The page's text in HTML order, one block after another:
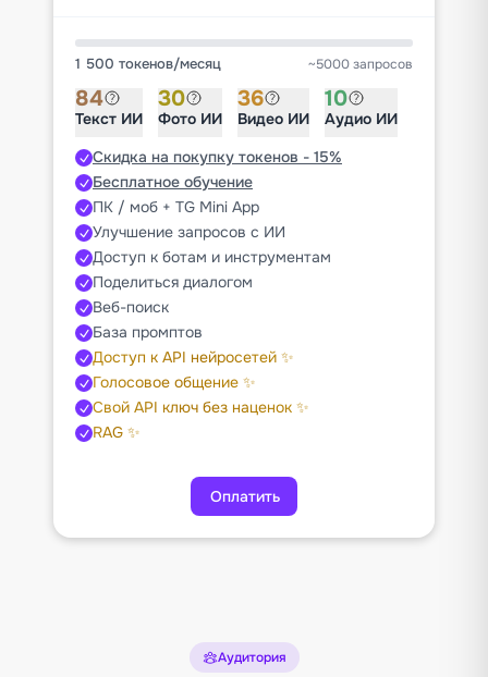
1 500 токенов/месяц ~5000 запросов
84
Текст ИИ
30
Фото ИИ
36
Видео ИИ
10
Аудио ИИ
Скидка на покупку токенов - 15%
Бесплатное обучение
ПК / моб + TG Mini App
Улучшение запросов с ИИ
Доступ к ботам и инструментам
Поделиться диалогом
Веб-поиск
База промптов
Доступ к API нейросетей ✨
Голосовое общение ✨
Свой API ключ без наценок ✨
RAG ✨
Оплатить
Аудитория